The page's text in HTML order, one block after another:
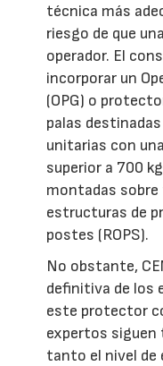
técnica más
riesgo de que
operador. El
incorporar un
(OPG) o
palas
unitarias con
superior a 700
montadas
estructuras de
postes (ROPS).
No obstante,
definitiva de los
este protector
expertos siguen
tanto el nivel de